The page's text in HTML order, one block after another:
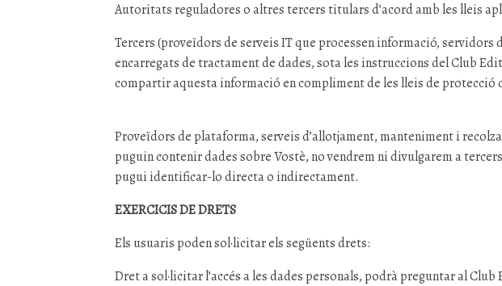
Autoritats reguladores o altres tercers titulars d’acord amb les lleis
Tercers (proveïdors de serveis IT que processen informació,
encarregats de tractament de dades, sota les instruccions del Club
compartir aquesta informació en compliment de les lleis de protecció
Proveïdors de plataforma, serveis d’allotjament, manteniment i
puguin contenir dades sobre Vostè, no vendrem ni divulgarem a
pugui identificar-lo directa o indirectament.
EXERCICIS DE DRETS
Els usuaris poden sol·licitar els següents drets:
Dret a sol·licitar l’accés a les dades personals, podrà preguntar al